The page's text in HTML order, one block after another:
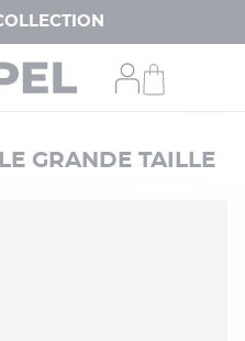
GRANDE TAILLE